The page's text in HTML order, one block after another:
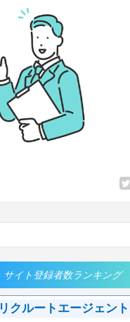
サイト登録者数ランキング
リクルートエージェント